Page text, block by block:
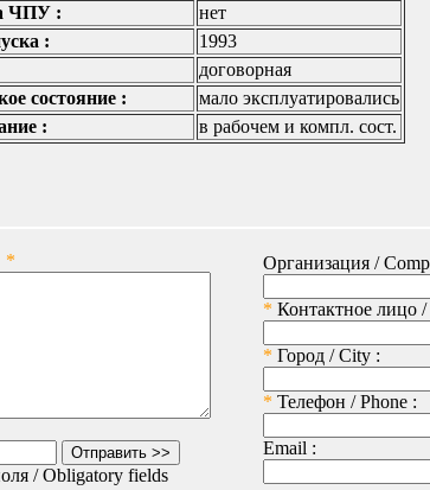
ЧПУ :
нет
:
1993
договорная
состояние :
мало эксплуатировались
:
в рабочем и компл. сост.
*
/ Obligatory fields
Организация /
* Контактное лицо /
* Город / City :
* Телефон / Phone :
Email :